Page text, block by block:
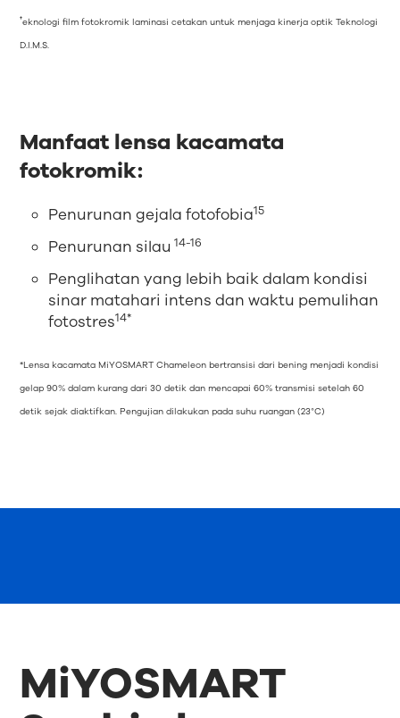
†eknologi film fotokromik laminasi cetakan untuk menjaga kinerja optik Teknologi
D.I.M.S.
Manfaat lensa kacamata
fotokromik:
Penurunan gejala fotofobia15
Penurunan silau 14-16
Penglihatan yang lebih baik dalam kondisi
sinar matahari intens dan waktu pemulihan
fotostres14*
*Lensa kacamata MiYOSMART Chameleon bertransisi dari bening menjadi kondisi
gelap 90% dalam kurang dari 30 detik dan mencapai 60% transmisi setelah 60
detik sejak diaktifkan. Pengujian dilakukan pada suhu ruangan (23°C)
MiYOSMART